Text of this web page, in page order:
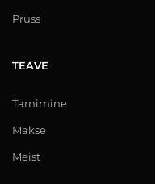
Pruss
TEAVE
Tarnimine
Makse
Meist